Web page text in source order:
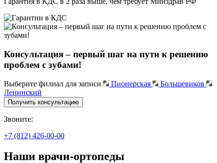
Консультация – первый шаг на пути к решению
проблем с зубами!
Выберите филиал для записи Пионерская
Большевиков
Ленинский
Получить консультацию
Звоните:
+7 (812) 426-00-00
Наши врачи-ортопеды